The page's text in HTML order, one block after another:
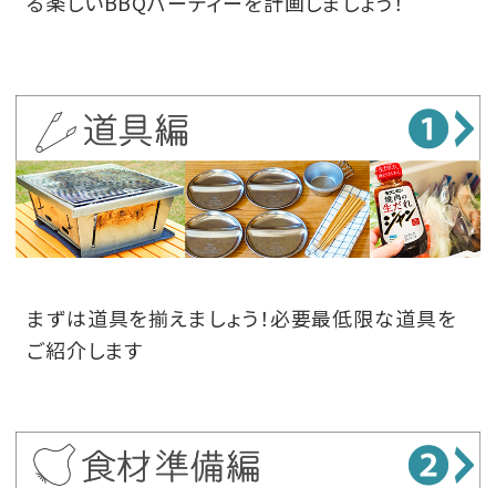
まずは道具を揃えましょう！必要最低限な道具を
ご紹介します